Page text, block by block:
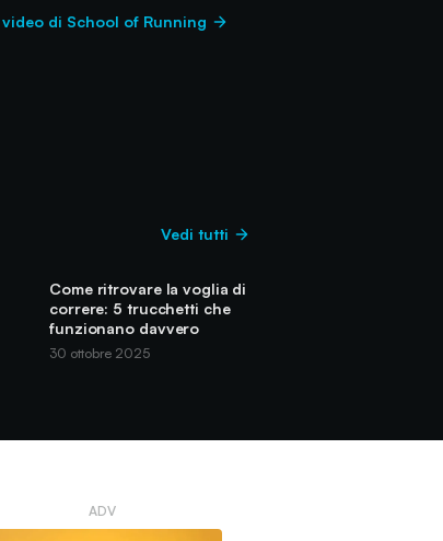
di School of Running
Vedi tutti
Come ritrovare la voglia di
correre: 5 trucchetti che
funzionano davvero
30 ottobre 2025
ADV